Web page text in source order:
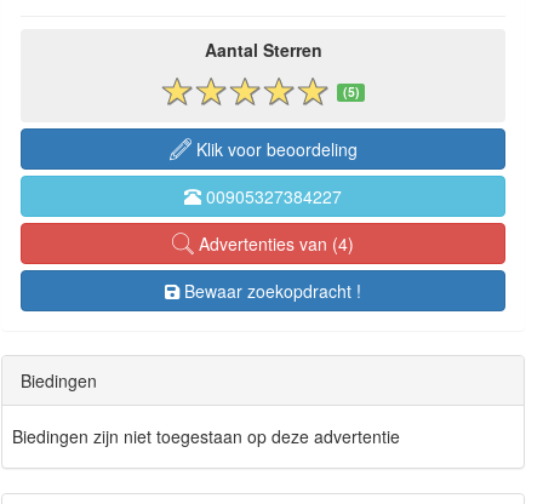
Aantal Sterren
(5)
Klik voor beoordeling
00905327384227
Advertenties van (4)
Bewaar zoekopdracht !
Biedingen
Biedingen zijn niet toegestaan op deze advertentie